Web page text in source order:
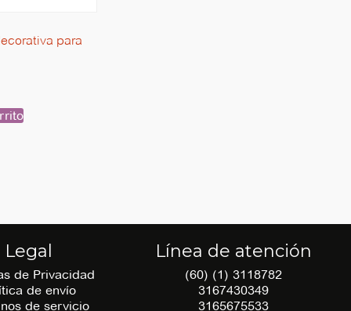
para
Legal
de Privacidad
de envío
de servicio
Línea de atención
(60) (1) 3118782
3167430349
3165675533